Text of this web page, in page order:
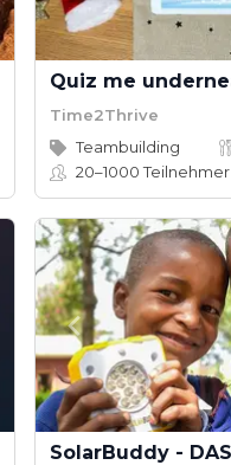
Time2Thrive
Teambuilding
20–1000Teilnehmer